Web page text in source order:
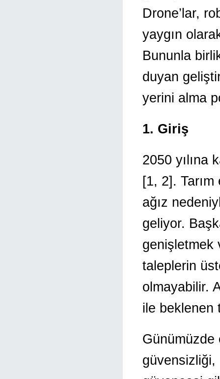
Drone’lar,
yaygın
Bununla
duyan
yerini alma
1. Giriş
2050 yılına
[1, 2].
ağız
geliyor.
genişletmek
taleplerin
olmayabilir.
ile beklenen
Günümüzde